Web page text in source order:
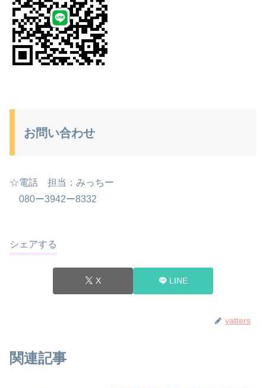
お問い合わせ
☆電話 担当：みっちー
080ー3942ー8332
シェアする
X LINE
yatters
関連記事